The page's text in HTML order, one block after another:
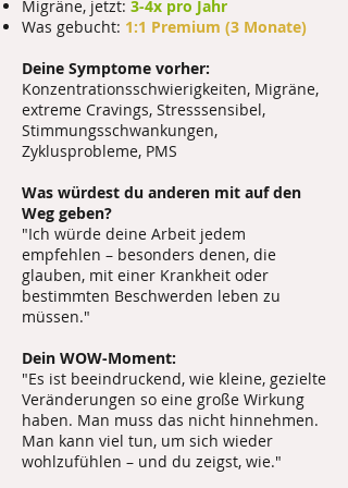
Migräne, jetzt: 3-4x pro Jahr
Was gebucht: 1:1 Premium (3 Monate)
Deine Symptome vorher:
Konzentrationsschwierigkeiten, Migräne,
extreme Cravings, Stresssensibel,
Stimmungsschwankungen,
Zyklusprobleme, PMS
Was würdest du anderen mit auf den
Weg geben?
"Ich würde deine Arbeit jedem
empfehlen – besonders denen, die
glauben, mit einer Krankheit oder
bestimmten Beschwerden leben zu
müssen."
Dein WOW-Moment:
"Es ist beeindruckend, wie kleine, gezielte
Veränderungen so eine große Wirkung
haben. Man muss das nicht hinnehmen.
Man kann viel tun, um sich wieder
wohlzufühlen – und du zeigst, wie."